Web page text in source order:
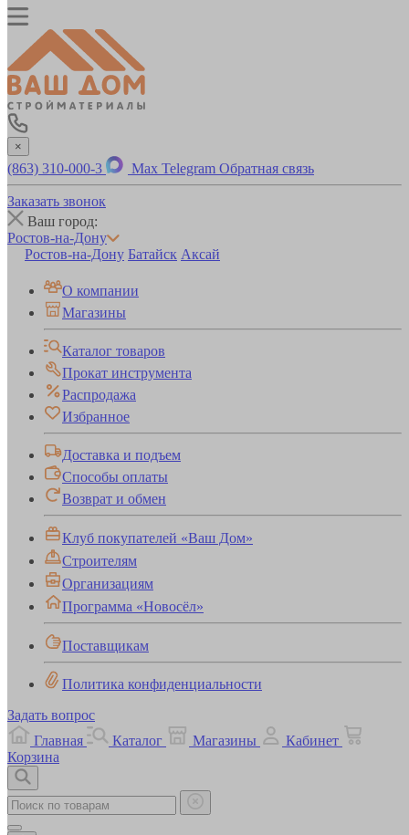
×
(863) 310-000-3 Max Telegram Обратная связь
Заказать звонок
Ваш город:
Ростов-на-Дону
Ростов-на-Дону Батайск Аксай
О компании
Магазины
Каталог товаров
Прокат инструмента
Распродажа
Избранное
Доставка и подъем
Способы оплаты
Возврат и обмен
Клуб покупателей «Ваш Дом»
Строителям
Организациям
Программа «Новосёл»
Поставщикам
Политика конфиденциальности
Задать вопрос
Главная
Каталог Магазины
Кабинет
Корзина